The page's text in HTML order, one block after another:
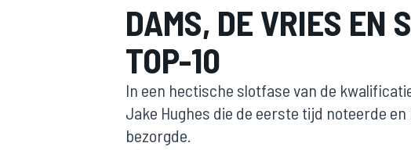
DAMS, DE VRIES EN
TOP-10
In een hectische slotfase van de
Jake Hughes die de eerste tijd noteerde
bezorgde.